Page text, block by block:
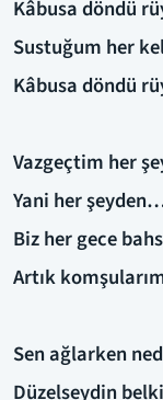
Kâbusa döndü
Sustuğum her
Kâbusa döndü
Vazgeçtim her
Yani her
Biz her gece
Artık
Sen ağlarken
Düzelseydin